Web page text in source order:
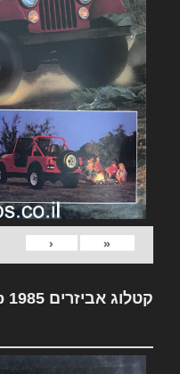
«
‹
קטלוג אביזרים Jeep 1985